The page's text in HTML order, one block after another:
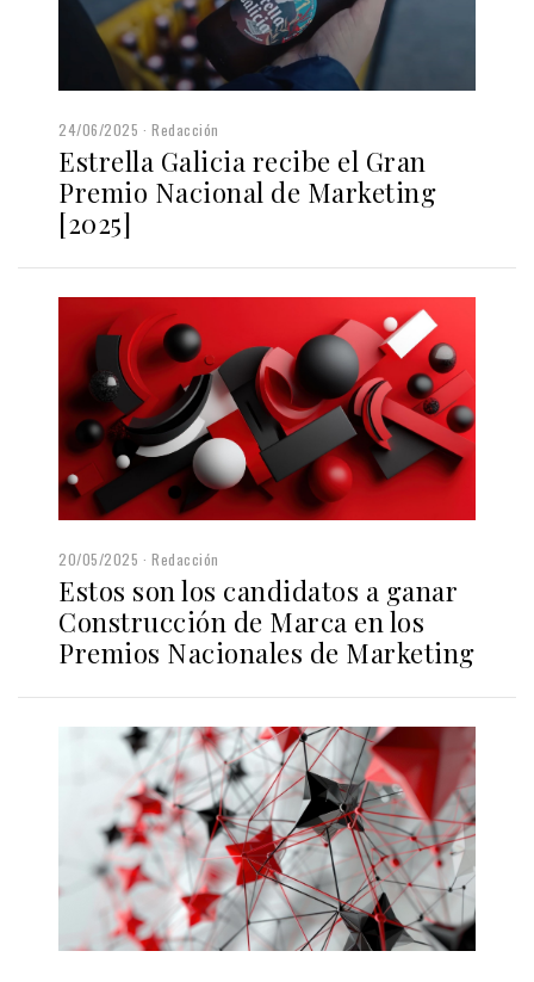
24/06/2025 Redacción
Estrella Galicia recibe el Gran
Premio Nacional de Marketing
[2025]
20/05/2025 Redacción
Estos son los candidatos a ganar
Construcción de Marca en los
Premios Nacionales de Marketing